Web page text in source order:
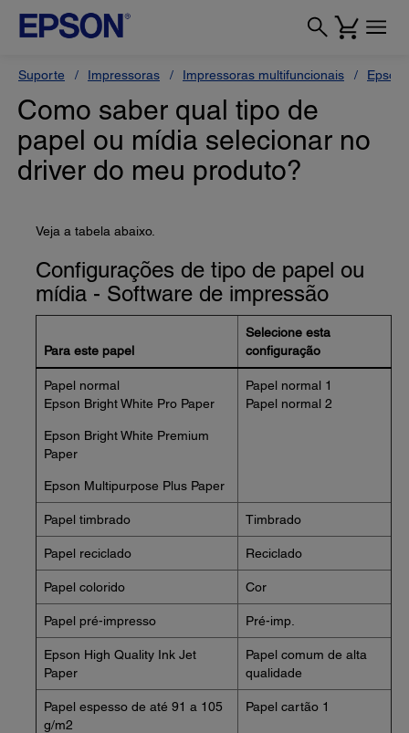
Suporte Impressoras Impressoras multifuncionais Epson
Como saber qual tipo de
papel ou mídia selecionar no
driver do meu produto?
Veja a tabela abaixo.
Configurações de tipo de papel ou
mídia - Software de impressão
Para este papel
Selecione esta
configuração
Papel normal
Epson Bright White Pro Paper
Epson Bright White Premium
Paper
Epson Multipurpose Plus Paper
Papel normal 1
Papel normal 2
Papel timbrado Timbrado
Papel reciclado Reciclado
Papel colorido Cor
Papel pré-impresso Pré-imp.
Epson High Quality Ink Jet
Paper
Papel comum de alta
qualidade
Papel espesso de até 91 a 105
g/m2
Papel cartão 1